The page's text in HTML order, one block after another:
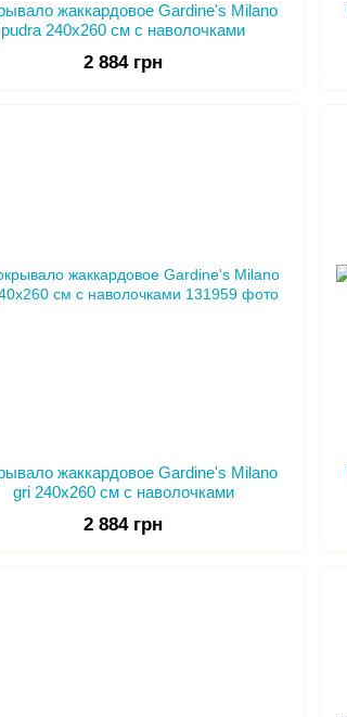
жаккардовое Gardine's Milano
pudra 240х260 см с наволочками
2 884 грн
жаккардовое Gardine's Milano
gri 240х260 см с наволочками
2 884 грн